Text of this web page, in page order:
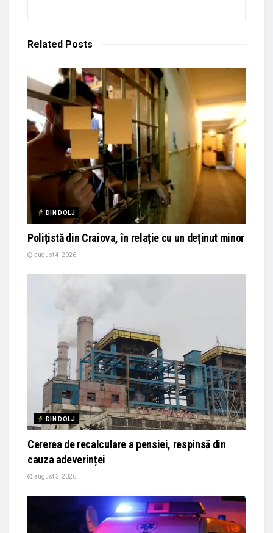
Related Posts
DIN DOLJ
Polițistă din Craiova, în relație cu un deținut minor
august 4, 2026
DIN DOLJ
Cererea de recalculare a pensiei, respinsă din
cauza adeverinței
august 3, 2026